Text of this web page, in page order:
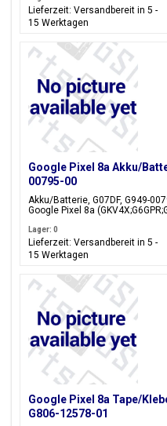
Lieferzeit: Versandbereit in 5 -
15 Werktagen
Google Pixel 8a Akku/
00795-00
Akku/Batterie, G07DF, G949-
Google Pixel 8a
Lager: 0
Lieferzeit: Versandbereit in 5 -
15 Werktagen
Google Pixel 8a Tape/
G806-12578-01